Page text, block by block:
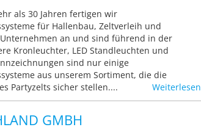
als 30 Jahren fertigen wir
für Hallenbau, Zeltverleih und
an und sind führend in der
Kronleuchter, LED Standleuchten und
sind nur einige
aus unserem Sortiment, die die
Partyzelts sicher stellen....
Weiterlesen
GMBH